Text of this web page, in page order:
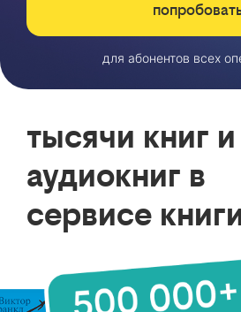
для абонентов всех
тысячи книг и
аудиокниг в
сервисе